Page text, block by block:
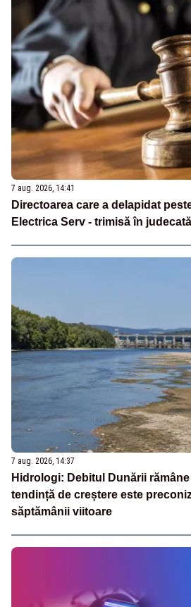
7 aug. 2026, 14:41
Directoarea care a delapidat
Electrica Serv - trimisă în judecată
7 aug. 2026, 14:37
Hidrologi: Debitul Dunării
tendință de creștere este
săptămânii viitoare